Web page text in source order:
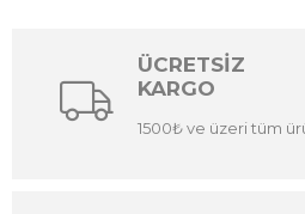
ÜCRETSİZ
KARGO
1500₺ ve üzeri tüm